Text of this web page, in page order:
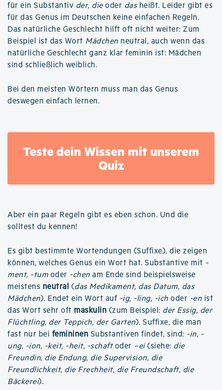
für ein Substantiv der, dieoder dasheißt. Leider gibt es
für das Genus im Deutschen keine einfachen Regeln.
Das natürliche Geschlecht hilft oft nicht weiter: Zum
Beispiel ist das Wort Mädchen neutral, auch wenn das
natürliche Geschlecht ganz klar feminin ist: Mädchen
sind schließlich weiblich.
Bei den meisten Wörtern muss man das Genus
deswegen einfach lernen.
Teste dein Wissen mit unserem
Quiz
Aber ein paar Regeln gibt es eben schon. Und die
solltest du kennen!
Es gibt bestimmte Wortendungen (Suffixe), die zeigen
können, welches Genus ein Wort hat. Substantive mit -
ment, -tumoder -chen am Ende sind beispielsweise
meistens neutral (das Medikament, das Datum, das
Mädchen). Endet ein Wort auf -ig, -ling, -ich oder -en ist
das Wort sehr oft maskulin (zum Beispiel: der Essig, der
Flüchtling, der Teppich, der Garten). Suffixe, die man
fast nur bei femininen Substantiven findet, sind: -in, -
ung, -ion, -keit, -heit, -schaftoder –ei(siehe: die
Freundin, die Endung, die Supervision, die
Freundlichkeit, die Frechheit, die Freundschaft, die
Bäckerei).